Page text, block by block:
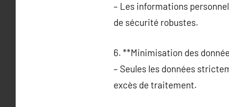
– Les informations
de sécurité robustes.
6. **Minimisation des
– Seules les données
excès de traitement.